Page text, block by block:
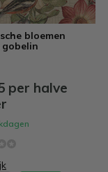
bloemen
per halve